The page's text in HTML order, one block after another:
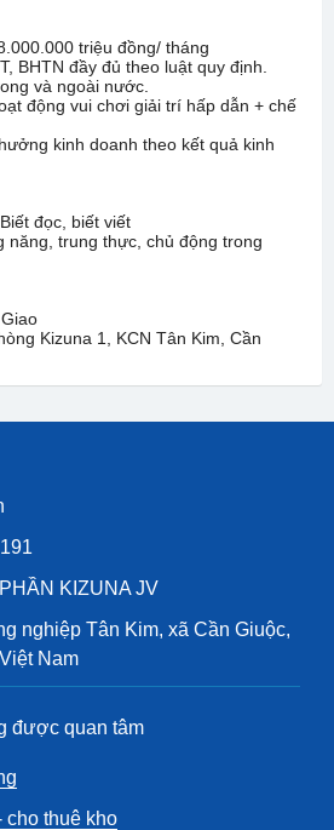
triệu đồng/ tháng
BHTN đầy đủ theo luật quy định.
và ngoài nước.
động vui chơi giải trí hấp dẫn + chế
kinh doanh theo kết quả kinh
đọc, biết viết
năng, trung thực, chủ động trong
Kizuna 1, KCN Tân Kim, Cần
KIZUNA JV
nghiệp Tân Kim, xã Cần Giuộc,
Nam
được quan tâm
cho thuê kho